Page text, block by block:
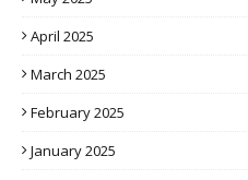
April 2025
March 2025
February 2025
January 2025